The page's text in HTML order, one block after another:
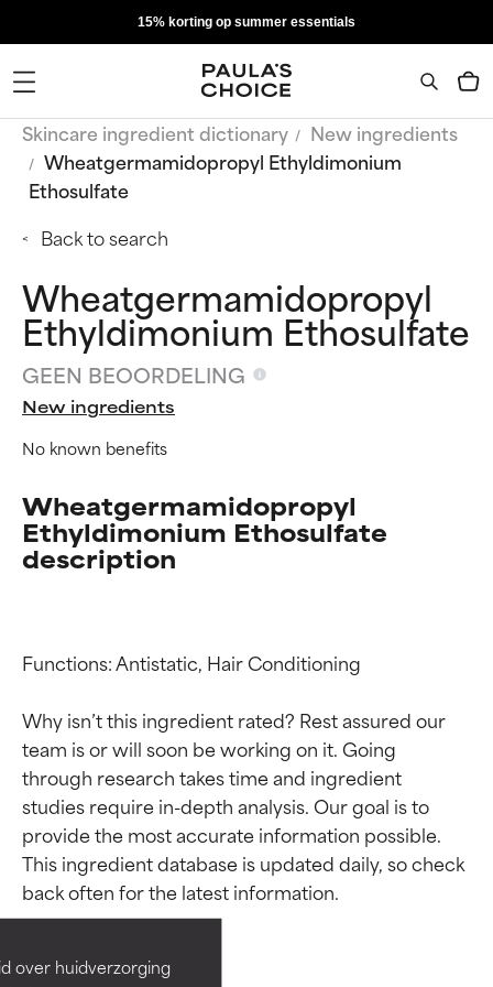
over huidverzorging
15% korting op summer essentials
Skincare ingredient dictionary
New ingredients
Wheatgermamidopropyl Ethyldimonium
Ethosulfate
Back to search
Wheatgermamidopropyl
Ethyldimonium Ethosulfate
GEEN BEOORDELING
New ingredients
No known benefits
Wheatgermamidopropyl
Ethyldimonium Ethosulfate
description
Functions: Antistatic, Hair Conditioning
Why isn’t this ingredient rated? Rest assured our
team is or will soon be working on it. Going
through research takes time and ingredient
studies require in-depth analysis. Our goal is to
provide the most accurate information possible.
This ingredient database is updated daily, so check
Beoordelingen van
ingrediënten
Bewezen en ondersteund door
Beoordelingen van
ingrediënten
Bewezen en ondersteund door